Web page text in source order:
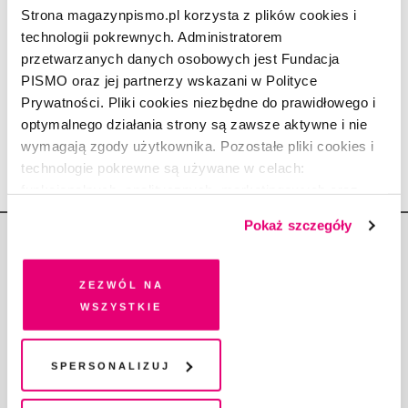
Strona magazynpismo.pl korzysta z plików cookies i
technologii pokrewnych. Administratorem
przetwarzanych danych osobowych jest Fundacja
PISMO oraz jej partnerzy wskazani w Polityce
Prywatności. Pliki cookies niezbędne do prawidłowego i
optymalnego działania strony są zawsze aktywne i nie
wymagają zgody użytkownika. Pozostałe pliki cookies i
technologie pokrewne są używane w celach:
dobrowolną zgodę na pliki cookies i technologie
pokrewne, zgadzasz się na przechowywanie informacji
na Twoim urządzeniu końcowym lub dostęp do niego i
przetwarzanie danych. Zgodę na wszystkie lub niektóre
chwili wycofać lub ponowić w zakładce "Ustawienia
plików cookie". Wycofanie zgody nie wpływa na
legalność przetwarzania danych przed jej wycofaniem
Pokaż szczegóły
Zezwól na
wszystkie
Spersonalizuj
15.01.2020
MĄDRE MIASTA
Czułe punkty miasta
KACPER POBŁOCKI
7.01.2020